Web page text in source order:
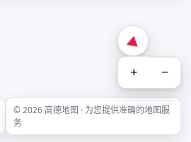
+ −
© 2026 高德地图 · 为您提供准确的地图服
务